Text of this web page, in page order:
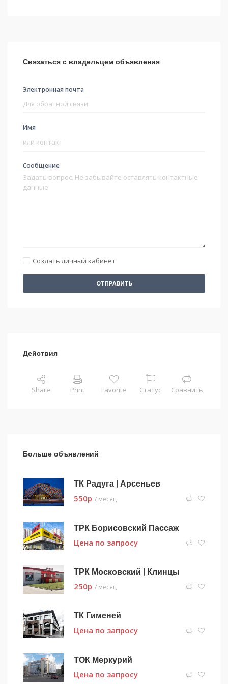
Связаться с владельцем объявления
Электронная почта
Имя
Сообщение
Создать личный кабинет
ОТПРАВИТЬ
Действия
Share Print Favorite Статус Сравнить
Больше объявлений
ТК Радуга | Арсеньев
550p / месяц
ТРК Борисовский Пассаж
Цена по запросу
ТРК Московский | Клинцы
250p / месяц
ТК Гименей
Цена по запросу
ТОК Меркурий
Цена по запросу